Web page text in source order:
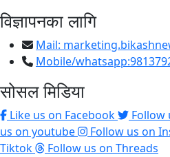
विज्ञापनका लागि
Mail:
Mobile/
सोसल मिडिया
Like us on Facebook Follow
us on youtube
Follow us on
Tiktok
Follow us on Threads